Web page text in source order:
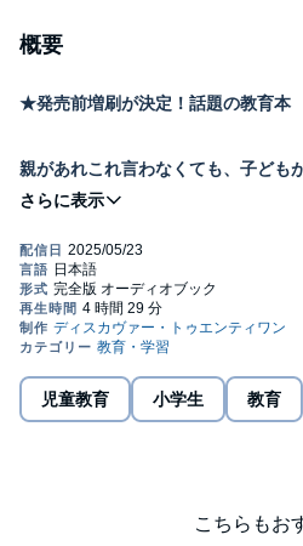
概要
★発売前増刷が決定！話題の教育本
親があれこれ言わなくても、子ども
み」がわかる！
通塾なしで開成中学に逆転合格！
偏差値40台からの最難関突破法とは？
人気ブログの全貌を初公開！
かけられない…。
そんな状況でも、通塾せずに最難関
©2025 Otokusa (P)2020 Discover 21,
児童教育 小学生 教育
こちらもお